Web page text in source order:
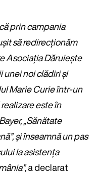
prin campania
să redirecționăm
Asociația Dăruiește
unei noi clădiri și
Marie Curie într-un
este în
„Sănătate
și înseamnă un pas
la asistența
a declarat